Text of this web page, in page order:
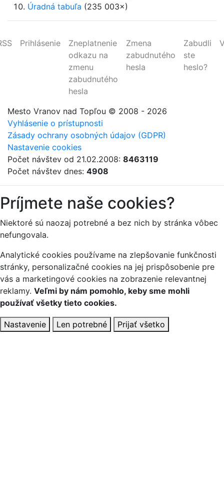
Úradná tabuľa (235 003×)
Prihlásenie
Zneplatnenie
odkazu na
zmenu
zabudnutého
hesla
Zmena
zabudnutého
hesla
Zabudli
ste
heslo?
Mesto Vranov nad Topľou © 2008 - 2026
Vyhlásenie o prístupnosti
Zásady ochrany osobných údajov (GDPR)
Nastavenie cookies
Počet návštev od 21.02.2008: 8463119
Počet návštev dnes: 4908
Príjmete naše cookies?
Niektoré sú naozaj potrebné a bez nich by stránka vôbec
nefungovala.
Analytické cookies používame na zlepšovanie funkčnosti
stránky, personalizačné cookies na jej prispôsobenie pre
vás a marketingové cookies na zobrazenie relevantnej
reklamy. Veľmi by nám pomohlo, keby sme mohli
používať všetky tieto cookies.
Nastavenie Len potrebné Prijať všetko